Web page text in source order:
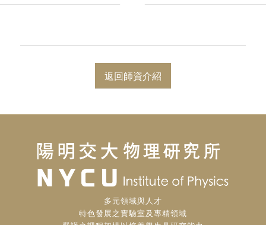
返回師資介紹
多元領域與人才
特色發展之實驗室及專精領域